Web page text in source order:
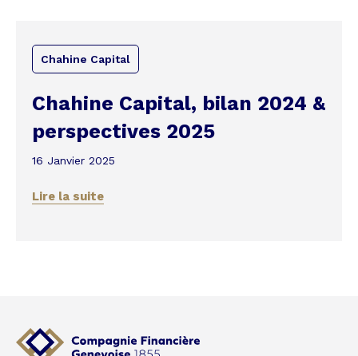
Chahine Capital
Chahine Capital, bilan 2024 &
perspectives 2025
16 Janvier 2025
Lire la suite